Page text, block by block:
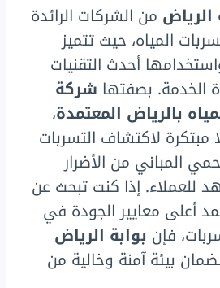
من الشركات الرائدة
المياه، حيث تتميز
أحدث التقنيات
الخدمة. بصفتها شركة
بالرياض المعتمدة،
مبتكرة لاكتشاف التسربات
المباني من الأضرار
للعملاء. إذا كنت تبحث عن
أعلى معايير الجودة في
فإن بوابة الرياض
بيئة آمنة وخالية من